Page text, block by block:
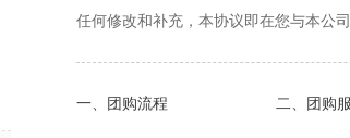
任何修改和补充，本协议即在您与本公
一、团购流程 二、团购